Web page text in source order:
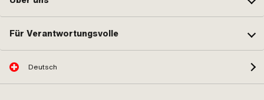
Für Verantwortungsvolle
Deutsch